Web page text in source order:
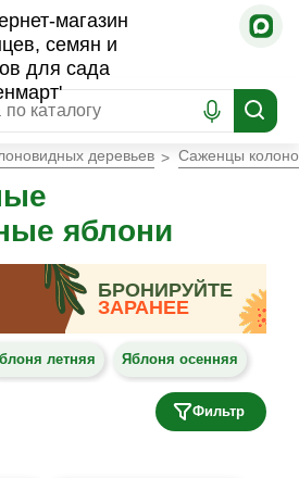
деревьев Саженцы
яблони
БРОНИРУЙТЕ
ЗАРАНЕЕ
летняя Яблоня осенняя
Фильтр